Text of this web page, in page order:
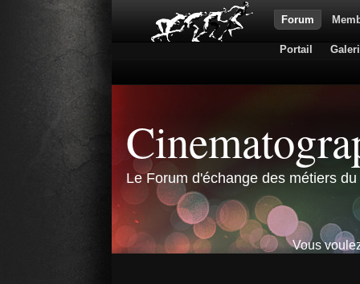
Forum
Portail
Le Forum d'échange des métiers
Vous